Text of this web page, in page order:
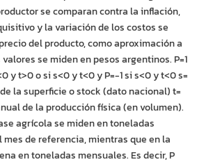
se comparan contra la inflación,
y la variación de los costos se
del producto, como aproximación a
se miden en pesos argentinos. P=1
y t>0 o si s<0 y t<0 y P=-1 si s<0 y t<0 s=
la superficie o stock (dato nacional) t=
de la producción física (en volumen).
agrícola se miden en toneladas
de referencia, mientras que en la
en toneladas mensuales. Es decir, P